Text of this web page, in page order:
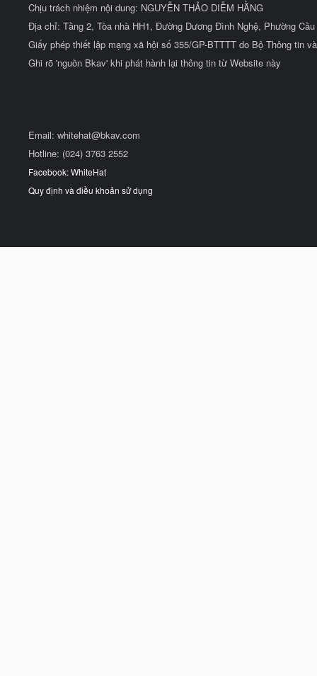
Chịu trách nhiệm nội dung: NGUYỄN THẢO DIỄM HẰNG
Địa chỉ: Tầng 2, Tòa nhà HH1, Đường Dương Đình Nghệ, Phường
Giấy phép thiết lập mạng xã hội số 355/GP-BTTTT do Bộ Thông tin
Ghi rõ 'nguồn Bkav' khi phát hành lại thông tin từ Website này
Email: whitehat@bkav.com
Hotline: (024) 3763 2552
Facebook: WhiteHat
Quy định và điều khoản sử dụng